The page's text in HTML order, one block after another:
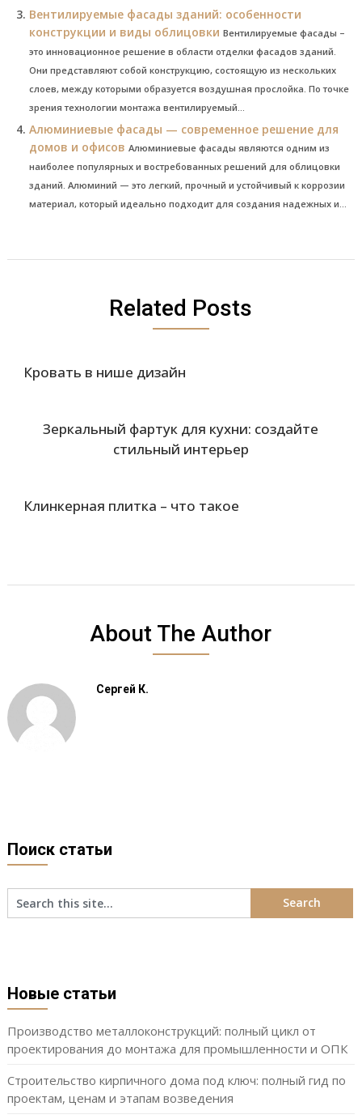
Вентилируемые фасады зданий: особенности
конструкции и виды облицовки Вентилируемые фасады –
это инновационное решение в области отделки фасадов зданий.
Они представляют собой конструкцию, состоящую из нескольких
слоев, между которыми образуется воздушная прослойка. По точке
зрения технологии монтажа вентилируемый...
Алюминиевые фасады — современное решение для
домов и офисов Алюминиевые фасады являются одним из
наиболее популярных и востребованных решений для облицовки
зданий. Алюминий — это легкий, прочный и устойчивый к коррозии
материал, который идеально подходит для создания надежных и...
Related Posts
Кровать в нише дизайн
Зеркальный фартук для кухни: создайте
стильный интерьер
Клинкерная плитка – что такое
About The Author
Сергей К.
Поиск статьи
Новые статьи
Производство металлоконструкций: полный цикл от
проектирования до монтажа для промышленности и ОПК
Строительство кирпичного дома под ключ: полный гид по
проектам, ценам и этапам возведения